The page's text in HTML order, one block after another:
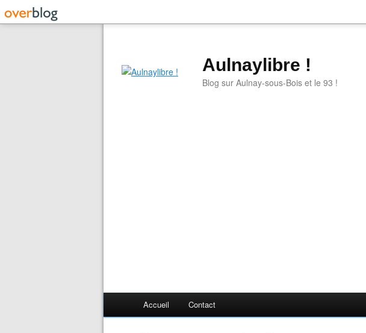
Aulnaylibre !
Blog sur Aulnay-sous-Bois et le 93 !
Accueil Contact